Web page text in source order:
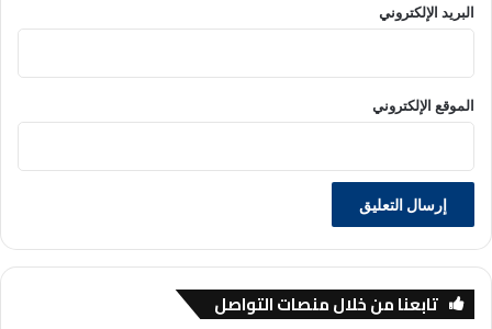
البريد الإلكتروني
الموقع الإلكتروني
تابعنا من خلال منصات التواصل